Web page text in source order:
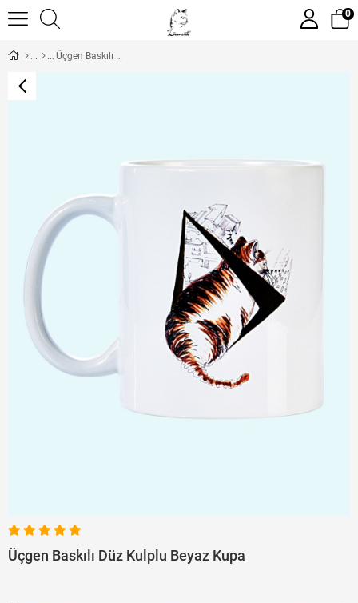
0
Üçgen Baskılı Düz Kulplu Beyaz Kupa
Üçgen Baskılı Düz Kulplu Beyaz Kupa